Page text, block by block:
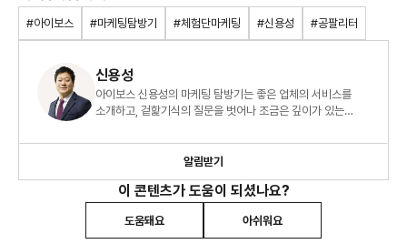
#아이보스 #마케팅탐방기 #체험단마케팅 #신용성 #공팔리터
신용성
아이보스 신용성의 마케팅 탐방기는 좋은 업체의 서비스를
소개하고, 겉핥기식의 질문을 벗어나 조금은 깊이가 있는
만나보세요.
알림받기
이 콘텐츠가 도움이 되셨나요?
도움돼요 아쉬워요